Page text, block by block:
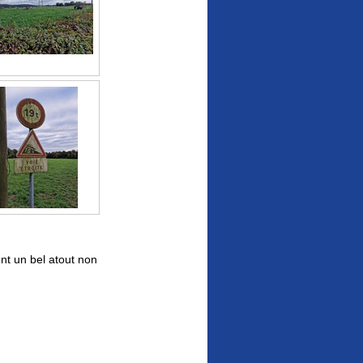
un bel atout non